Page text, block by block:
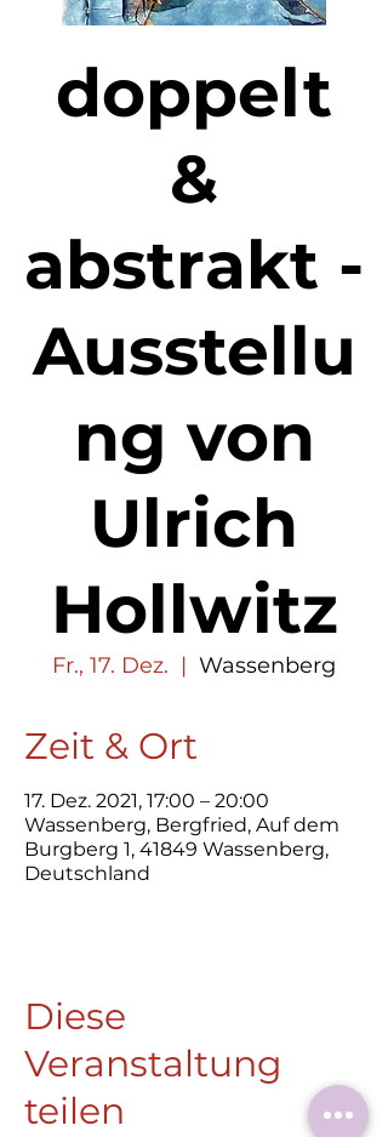
doppelt
&
abstrakt -
Ausstellu
ng von
Ulrich
Hollwitz
Fr., 17. Dez.
  |
Wassenberg
Zeit & Ort
17. Dez. 2021, 17:00 – 20:00
Wassenberg, Bergfried, Auf dem
Burgberg 1, 41849 Wassenberg,
Deutschland
Diese
Veranstaltung
teilen